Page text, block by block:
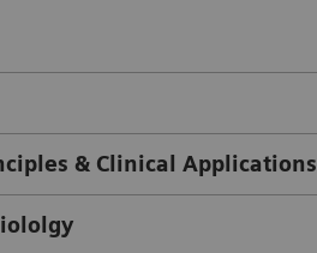
& Clinical Applications